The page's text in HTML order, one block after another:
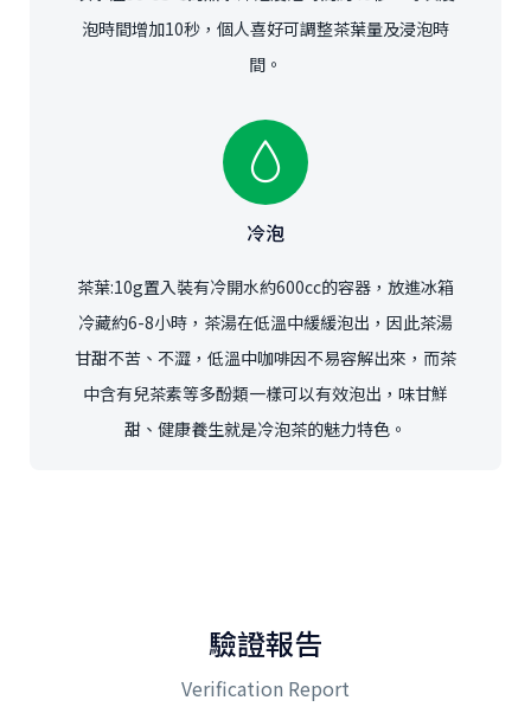
泡時間增加10秒，個人喜好可調整茶葉量及浸泡時
間。
冷泡
茶葉:10g置入裝有冷開水約600cc的容器，放進冰箱
冷藏約6-8小時，茶湯在低溫中緩緩泡出，因此茶湯
甘甜不苦、不澀，低溫中咖啡因不易容解出來，而茶
中含有兒茶素等多酚類一樣可以有效泡出，味甘鮮
甜、健康養生就是冷泡茶的魅力特色。
驗證報告
Verification Report